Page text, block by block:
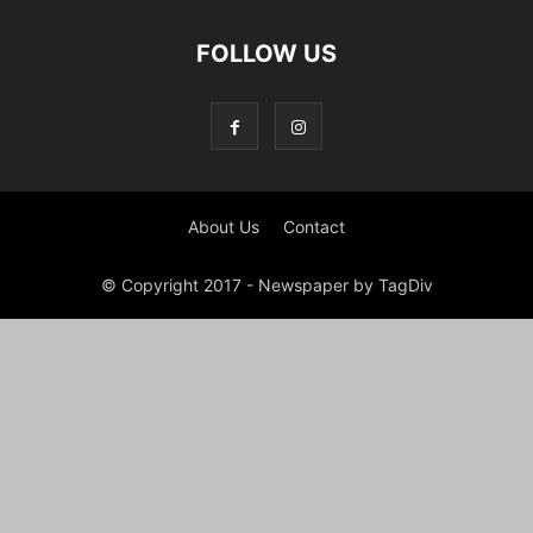
FOLLOW US
About Us Contact
© Copyright 2017 - Newspaper by TagDiv